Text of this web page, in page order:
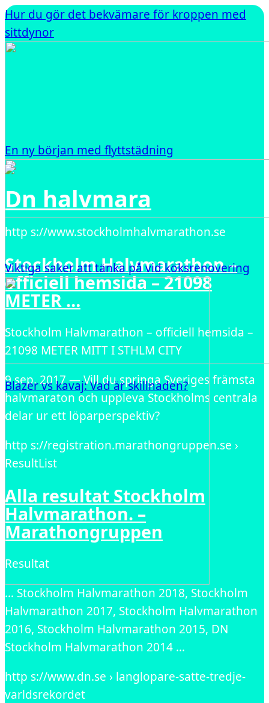
Hur du gör det bekvämare för kroppen med
sittdynor
En ny början med flyttstädning
Viktiga saker att tänka på vid köksrenovering
Blazer vs kavaj: Vad är skillnaden?
Dn halvmara
http s://www.stockholmhalvmarathon.se
Stockholm Halvmarathon –
officiell hemsida – 21098
METER …
Stockholm Halvmarathon – officiell hemsida –
21098 METER MITT I STHLM CITY
9 sep. 2017 — Vill du springa Sveriges främsta
halvmaraton och uppleva Stockholms centrala
delar ur ett löparperspektiv?
http s://registration.marathongruppen.se ›
ResultList
Alla resultat Stockholm
Halvmarathon. –
Marathongruppen
Resultat
… Stockholm Halvmarathon 2018, Stockholm
Halvmarathon 2017, Stockholm Halvmarathon
2016, Stockholm Halvmarathon 2015, DN
Stockholm Halvmarathon 2014 …
http s://www.dn.se › langlopare-satte-tredje-
varldsrekordet